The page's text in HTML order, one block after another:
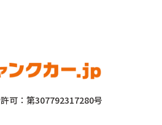
可：第307792317280号